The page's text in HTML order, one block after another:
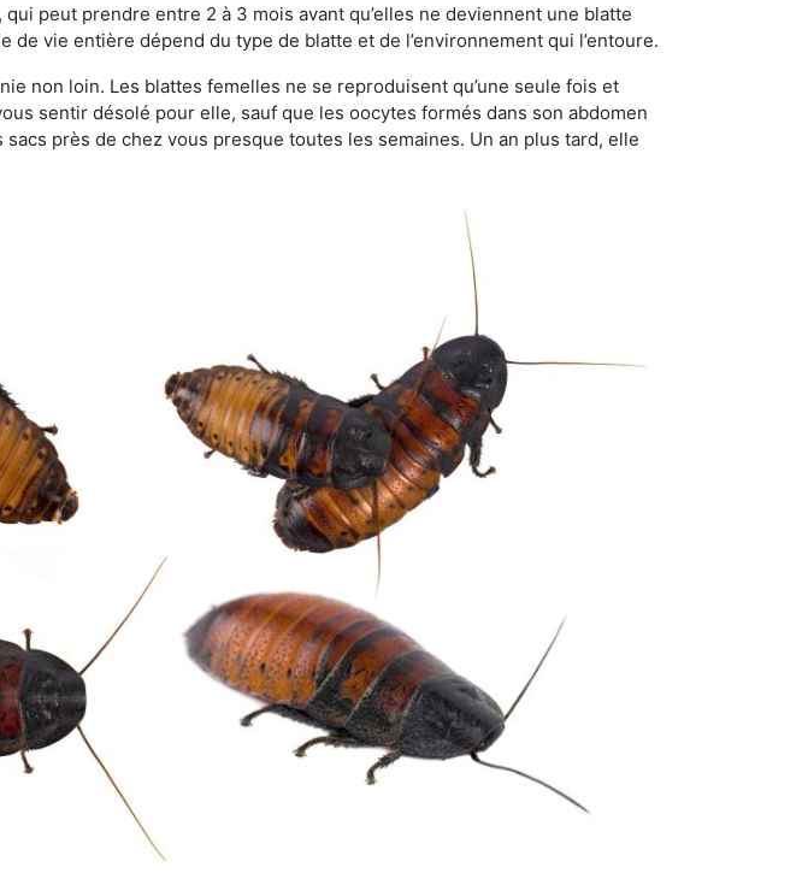
peut prendre entre 2 à 3 mois avant qu’elles ne deviennent une blatte
vie entière dépend du type de blatte et de l’environnement qui l’entoure.
non loin. Les blattes femelles ne se reproduisent qu’une seule fois et
sentir désolé pour elle, sauf que les oocytes formés dans son abdomen
près de chez vous presque toutes les semaines. Un an plus tard, elle